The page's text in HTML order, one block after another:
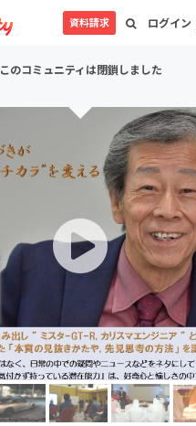
ログイン
資料請求
このコミュニティは閉鎖しました